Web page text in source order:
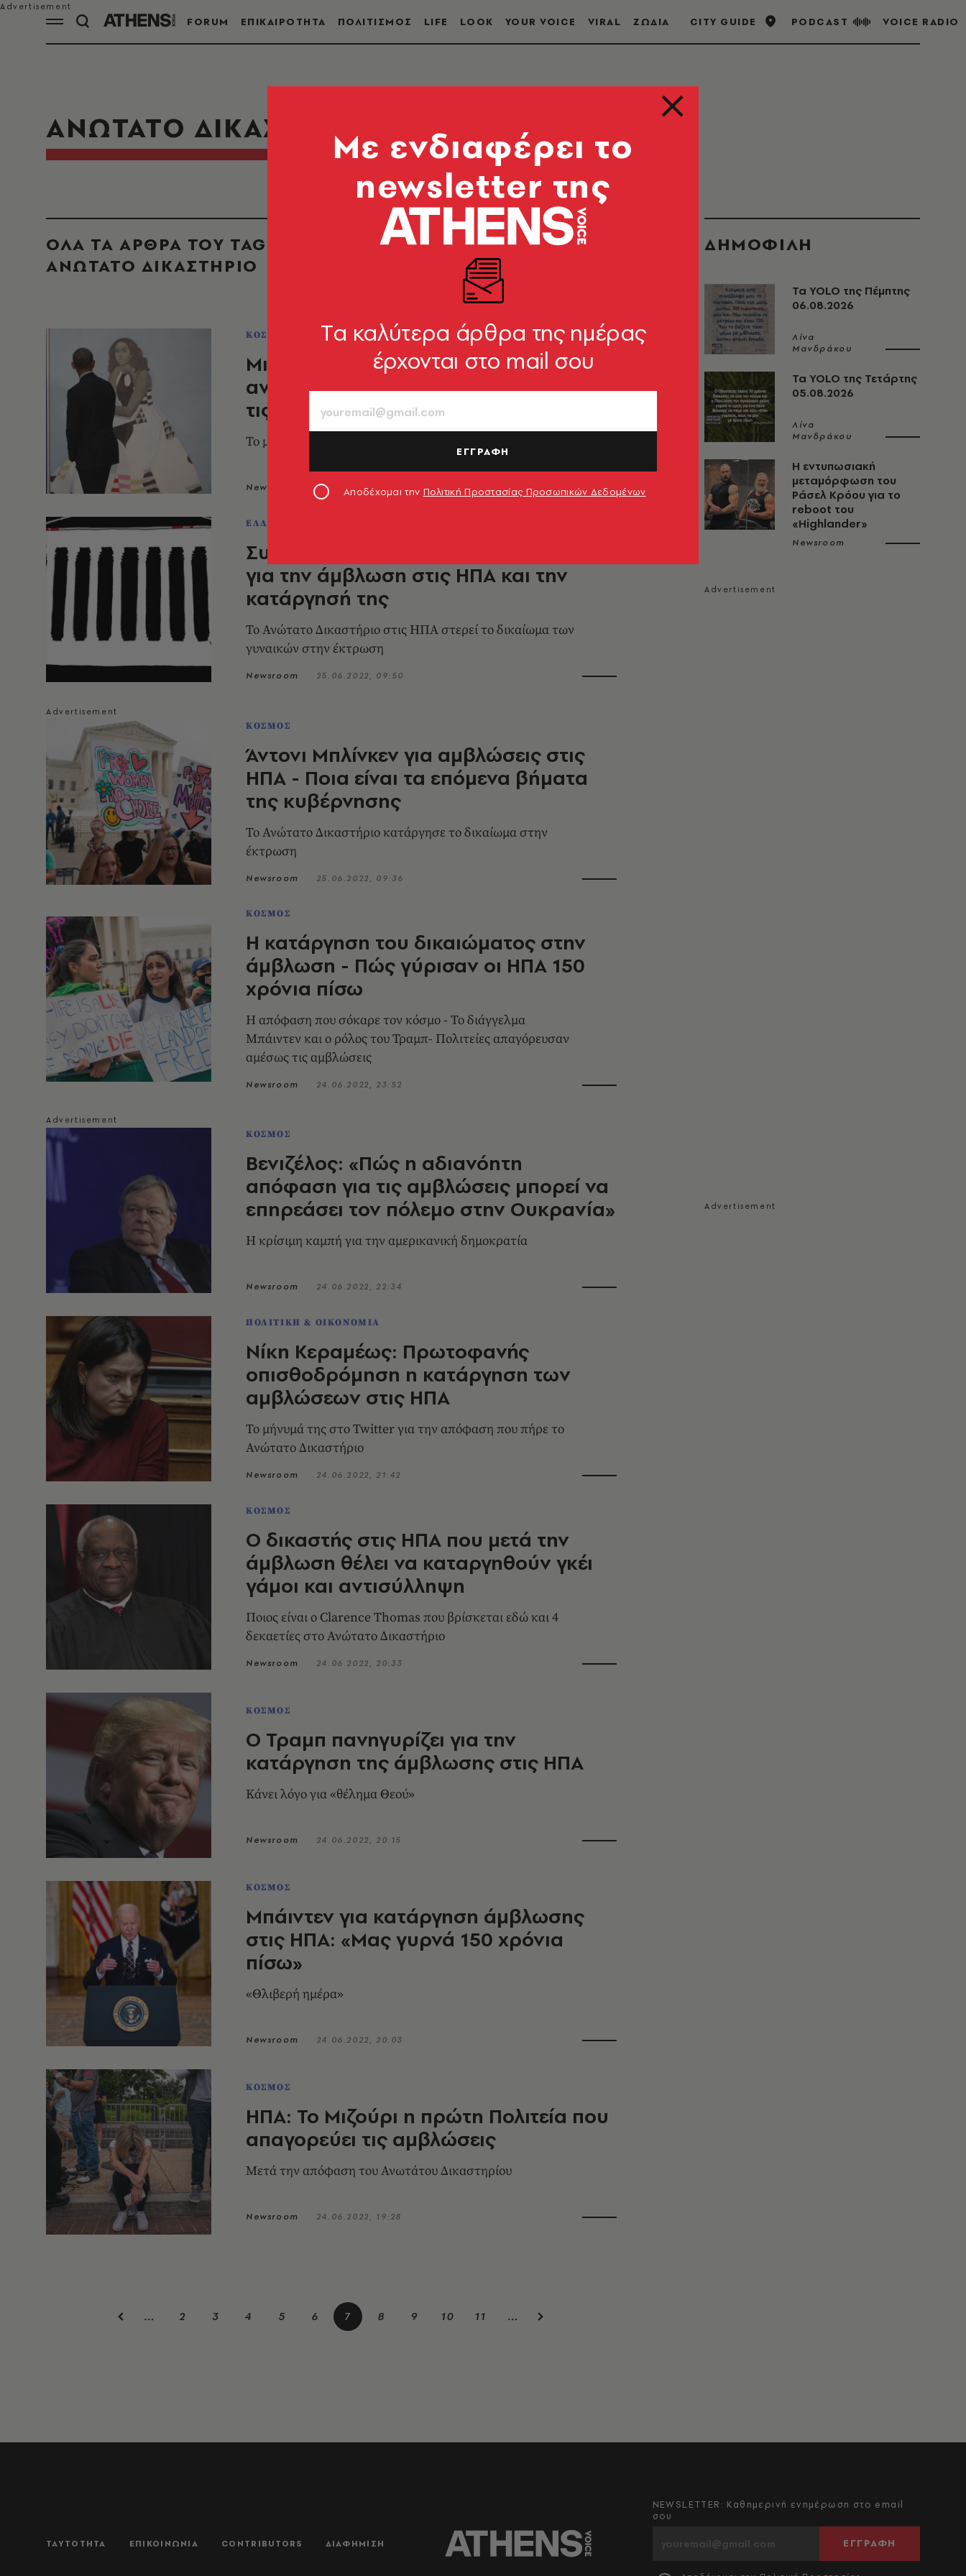
FORUM ΕΠΙΚΑΙΡΟΤΗΤΑ ΠΟΛΙΤΙΣΜΟΣ LIFE LOOK YOUR VOICE VIRAL ΖΩΔΙΑ CITY GUIDE PODCAST VOICE RADIO
ΑΝΩΤΑΤΟ ΔΙΚΑΣΤΗΡΙΟ
ΟΛΑ ΤΑ ΑΡΘΡΑ ΤΟΥ TAG
ΑΝΩΤΑΤΟ ΔΙΚΑΣΤΗΡΙΟ
ΚΟΣΜΟΣ
Μισέλ Ομπάμα: Μονόδρομος η
ανατροπή της απόφασης που καταργεί
τις αμβλώσεις στις ΗΠΑ
Το μήνυμά της στο Twitter
Newsroom 25.06.2022, 11:33
ΕΛΛΑΔΑ
Συγκλονίζει ο Αρκάς με το σκίτσο του
για την άμβλωση στις ΗΠΑ και την
κατάργησή της
Το Ανώτατο Δικαστήριο στις ΗΠΑ στερεί το δικαίωμα των
γυναικών στην έκτρωση
Newsroom 25.06.2022, 09:50
ΚΟΣΜΟΣ
Άντονι Μπλίνκεν για αμβλώσεις στις
ΗΠΑ - Ποια είναι τα επόμενα βήματα
της κυβέρνησης
Το Ανώτατο Δικαστήριο κατάργησε το δικαίωμα στην
έκτρωση
Newsroom 25.06.2022, 09:36
ΚΟΣΜΟΣ
Η κατάργηση του δικαιώματος στην
άμβλωση - Πώς γύρισαν οι ΗΠΑ 150
χρόνια πίσω
Η απόφαση που σόκαρε τον κόσμο - Το διάγγελμα
Μπάιντεν και ο ρόλος του Τραμπ- Πολιτείες απαγόρευσαν
αμέσως τις αμβλώσεις
Newsroom 24.06.2022, 23:52
ΚΟΣΜΟΣ
Βενιζέλος: «Πώς η αδιανόητη
απόφαση για τις αμβλώσεις μπορεί να
επηρεάσει τον πόλεμο στην Ουκρανία»
Η κρίσιμη καμπή για την αμερικανική δημοκρατία
Newsroom 24.06.2022, 22:34
ΠΟΛΙΤΙΚΗ & ΟΙΚΟΝΟΜΙΑ
Νίκη Κεραμέως: Πρωτοφανής
οπισθοδρόμηση η κατάργηση των
αμβλώσεων στις ΗΠΑ
Το μήνυμά της στο Twitter για την απόφαση που πήρε το
Ανώτατο Δικαστήριο
Newsroom 24.06.2022, 21:42
ΚΟΣΜΟΣ
Ο δικαστής στις ΗΠΑ που μετά την
άμβλωση θέλει να καταργηθούν γκέι
γάμοι και αντισύλληψη
Ποιος είναι ο Clarence Thomas που βρίσκεται εδώ και 4
δεκαετίες στο Ανώτατο Δικαστήριο
Newsroom 24.06.2022, 20:33
ΚΟΣΜΟΣ
Ο Τραμπ πανηγυρίζει για την
κατάργηση της άμβλωσης στις ΗΠΑ
Κάνει λόγο για «θέλημα Θεού»
Newsroom 24.06.2022, 20:15
ΚΟΣΜΟΣ
Μπάιντεν για κατάργηση άμβλωσης
στις ΗΠΑ: «Μας γυρνά 150 χρόνια
πίσω»
«Θλιβερή ημέρα»
Newsroom 24.06.2022, 20:03
ΚΟΣΜΟΣ
ΗΠΑ: Το Μιζούρι η πρώτη Πολιτεία που
απαγορεύει τις αμβλώσεις
Μετά την απόφαση του Ανωτάτου Δικαστηρίου
Newsroom 24.06.2022, 19:28
… 2 3 4 5 6 7 8 9 10 11 …
ΔΗΜΟΦΙΛΗ
Τα YOLO της Πέμπτης
06.08.2026
Λίνα
Μανδράκου
Τα YOLO της Τετάρτης
05.08.2026
Λίνα
Μανδράκου
Η εντυπωσιακή
μεταμόρφωση του
Ράσελ Κρόου για το
reboot του
«Highlander»
Newsroom
ΤΑΥΤΟΤΗΤΑ ΕΠΙΚΟΙΝΩΝΙΑ CONTRIBUTORS ΔΙΑΦΗΜΙΣΗ
NEWSLETTER: Καθημερινή ενημέρωση στο email
σου
ΕΓΓΡΑΦΗ
Mε ενδιαφέρει το
newsletter της
Tα καλύτερα άρθρα της ημέρας
έρχονται στο mail σου
ΕΓΓΡΑΦΗ
Αποδέχομαι την Πολιτική Προστασίας Προσωπικών Δεδομένων